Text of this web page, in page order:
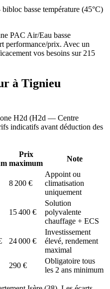
bibloc basse température (45°C)
PAC Air/Eau basse
performance/prix. Avec un
vos besoins sur 215
à Tignieu
H2d (H2d — Centre
indicatifs avant déduction des
Prix
maximum
Note
8 200 €
Appoint ou
climatisation
uniquement
15 400 €
Solution
polyvalente
chauffage + ECS
24 000 €
Investissement
élevé, rendement
maximal
290 €
Obligatoire tous
les 2 ans minimum